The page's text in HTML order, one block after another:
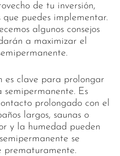
de tu inversión,
puedes implementar.
algunos consejos
a maximizar el
es clave para prolongar
Es
prolongado con el
largos, saunas o
y la humedad pueden
se
prematuramente.